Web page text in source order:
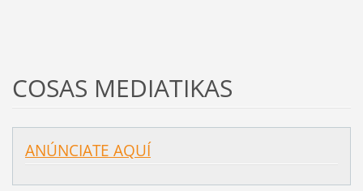
COSAS MEDIATIKAS
ANÚNCIATE AQUÍ